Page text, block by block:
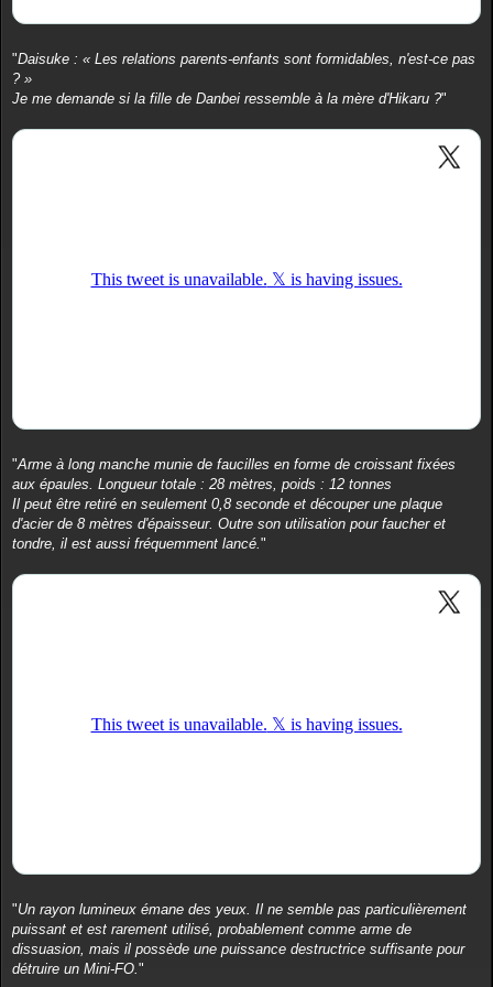
"Daisuke : « Les relations parents-enfants sont formidables, n'est-ce pas
? »
Je me demande si la fille de Danbei ressemble à la mère d'Hikaru ?"
"Arme à long manche munie de faucilles en forme de croissant fixées
aux épaules. Longueur totale : 28 mètres, poids : 12 tonnes
Il peut être retiré en seulement 0,8 seconde et découper une plaque
d'acier de 8 mètres d'épaisseur. Outre son utilisation pour faucher et
tondre, il est aussi fréquemment lancé. "
"Un rayon lumineux émane des yeux. Il ne semble pas particulièrement
puissant et est rarement utilisé, probablement comme arme de
dissuasion, mais il possède une puissance destructrice suffisante pour
détruire un Mini-FO. "